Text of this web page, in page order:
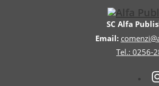
SC Alfa
Email:
Tel.: 0256-